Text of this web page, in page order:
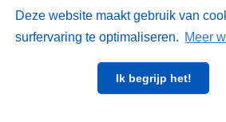
Deze website maakt gebruik van
surfervaring te optimaliseren. Meer
Ik begrijp het!